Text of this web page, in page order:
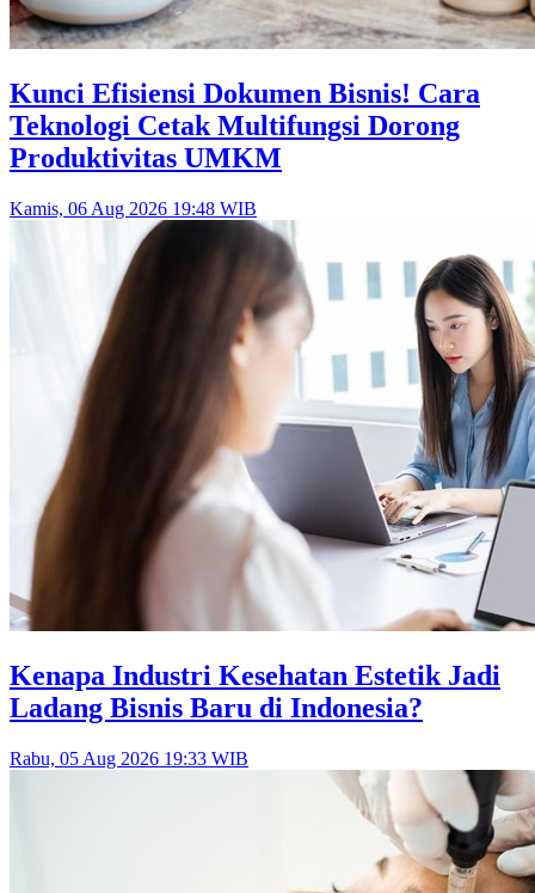
Kunci Efisiensi Dokumen Bisnis! Cara
Teknologi Cetak Multifungsi Dorong
Produktivitas UMKM
Kamis, 06 Aug 2026 19:48 WIB
Kenapa Industri Kesehatan Estetik Jadi
Ladang Bisnis Baru di Indonesia?
Rabu, 05 Aug 2026 19:33 WIB